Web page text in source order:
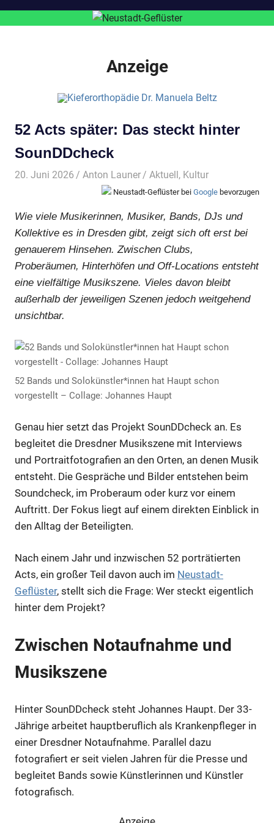
Anzeige
52 Acts später: Das steckt hinter
SounDDcheck
20. Juni 2026 Anton Launer Aktuell, Kultur
Neustadt-Geflüster bei Google bevorzugen
Wie viele Musikerinnen, Musiker, Bands, DJs und
Kollektive es in Dresden gibt, zeigt sich oft erst bei
genauerem Hinsehen. Zwischen Clubs,
Proberäumen, Hinterhöfen und Off-Locations entsteht
eine vielfältige Musikszene. Vieles davon bleibt
außerhalb der jeweiligen Szenen jedoch weitgehend
unsichtbar.
52 Bands und Solokünstler*innen hat Haupt schon
vorgestellt – Collage: Johannes Haupt
Genau hier setzt das Projekt SounDDcheck an. Es
begleitet die Dresdner Musikszene mit Interviews
und Portraitfotografien an den Orten, an denen Musik
entsteht. Die Gespräche und Bilder entstehen beim
Soundcheck, im Proberaum oder kurz vor einem
Auftritt. Der Fokus liegt auf einem direkten Einblick in
den Alltag der Beteiligten.
Nach einem Jahr und inzwischen 52 porträtierten
Acts, ein großer Teil davon auch im Neustadt-
Geflüster, stellt sich die Frage: Wer steckt eigentlich
hinter dem Projekt?
Zwischen Notaufnahme und
Musikszene
Hinter SounDDcheck steht Johannes Haupt. Der 33-
Jährige arbeitet hauptberuflich als Krankenpfleger in
einer Dresdner Notaufnahme. Parallel dazu
fotografiert er seit vielen Jahren für die Presse und
begleitet Bands sowie Künstlerinnen und Künstler
fotografisch.